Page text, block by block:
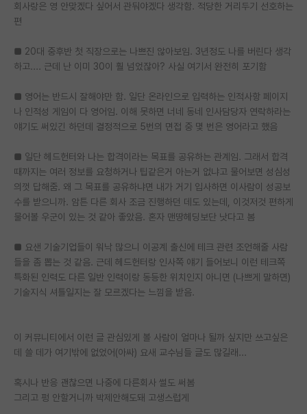
회사랑은 영 안맞겠다 싶어서 관둬야겠다 생각함. 적당한 거리두기 선호하는
편
■ 20대 중후반 첫 직장으로는 나쁘진 않아보임. 3년정도 나를 버린다 생각
하고.... 근데 난 이미 30이 훨 넘었잖아? 사실 여기서 완전히 포기함
■ 영어는 반드시 잘해야만 함. 일단 온라인으로 입력하는 인적사항 페이지
나 인적성 게임이 다 영어임. 이해 못하면 너네 동네 인사담당자 연락하라는
얘기도 써있긴 하던데 결정적으로 5번의 면접 중 몇 번은 영어라고 했음
■ 일단 헤드헌터와 나는 합격이라는 목표를 공유하는 관계임. 그래서 합격
때까지는 여러 정보를 요청하거나 팁같은거 아는거 없냐고 물어보면 성심성
의껏 답해줌. 왜 그 목표를 공유하냐면 내가 거기 입사하면 이사람이 성공보
수를 받으니까. 암튼 다른 회사 조금 진행하던 데도 있는데, 이것저것 편하게
물어볼 우군이 있는 것 같아 좋았음. 혼자 맨땅헤딩보단 낫다고 봄
■ 요샌 기술기업들이 워낙 많으니 이공계 출신에 테크 관련 조언해줄 사람
들을 좀 뽑는 것 같음. 근데 헤드헌터랑 인사쪽 얘기 들어보니 이런 테크쪽
특화된 인력도 다른 일반 인력이랑 동등한 위치인지 아니면 (나쁘게 말하면)
기술지식 셔틀일지는 잘 모르겠다는 느낌을 받음.
이 커뮤니티에서 이런 글 관심있게 볼 사람이 얼마나 될까 싶지만 쓰고싶은
데 쓸 데가 여기밖에 없었어(아싸) 요새 교수님들 글도 많길래...
혹시나 반응 괜찮으면 나중에 다른회사 썰도 써봄
그리고 펑 안할거니까 박제안해도돼 고생스럽게